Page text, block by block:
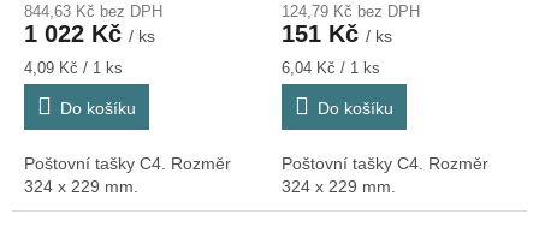
844,63 Kč bez DPH
1 022 Kč / ks
Měrná
cena:
4,09 Kč / 1 ks
Do košíku
Poštovní tašky C4. Rozměr
324 x 229 mm.
124,79 Kč bez DPH
151 Kč / ks
Měrná
cena:
6,04 Kč / 1 ks
Do košíku
Poštovní tašky C4. Rozměr
324 x 229 mm.